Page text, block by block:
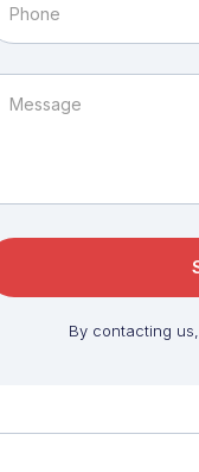
By contacting